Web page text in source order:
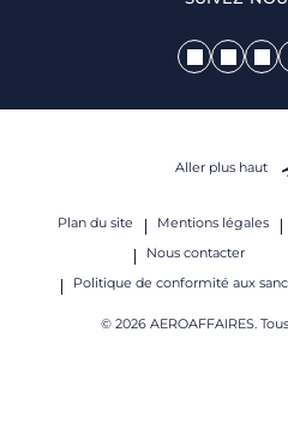
Plan du site Mentions légales
Nous contacter
Politique de conformité aux
© 2026 AEROAFFAIRES.
Aller plus haut